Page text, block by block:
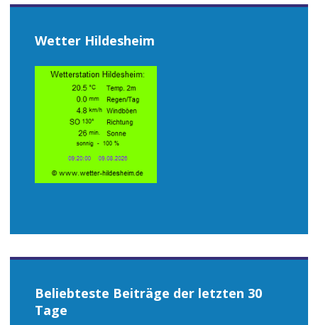
Wetter Hildesheim
Beliebteste Beiträge der letzten 30
Tage